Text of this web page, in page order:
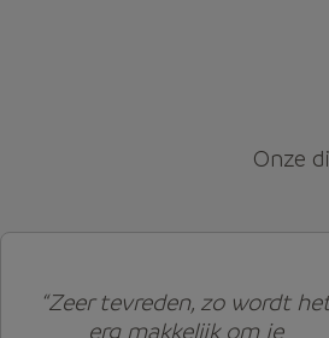
Onze
“Zeer tevreden, zo wordt
erg makkelijk om je